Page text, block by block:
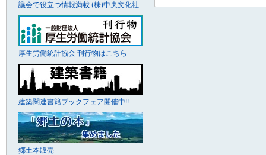
議会で役立つ情報満載 (株)中央文化社
厚生労働統計協会 刊行物はこちら
建築関連書籍ブックフェア開催中!!
郷土本販売